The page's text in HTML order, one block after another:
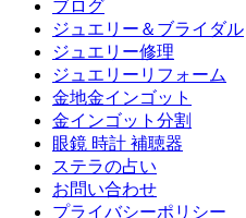
ブログ
ジュエリー＆ブライダル
ジュエリー修理
ジュエリーリフォーム
金地金インゴット
金インゴット分割
眼鏡 時計 補聴器
ステラの占い
お問い合わせ
プライバシーポリシー